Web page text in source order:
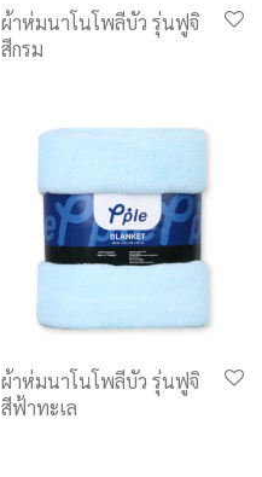
ผ้าห่มนาโนโพลีบัว รุ่นฟูจิ
สีกรม
ผ้าห่มนาโนโพลีบัว รุ่นฟูจิ
สีฟ้าทะเล